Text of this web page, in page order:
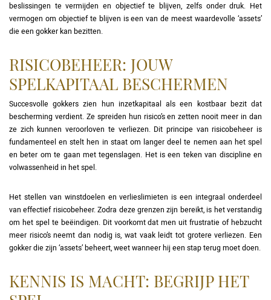
beslissingen te vermijden en objectief te blijven, zelfs onder druk. Het
vermogen om objectief te blijven is een van de meest waardevolle ‘assets’
die een gokker kan bezitten.
RISICOBEHEER: JOUW
SPELKAPITAAL BESCHERMEN
Succesvolle gokkers zien hun inzetkapitaal als een kostbaar bezit dat
bescherming verdient. Ze spreiden hun risico’s en zetten nooit meer in dan
ze zich kunnen veroorloven te verliezen. Dit principe van risicobeheer is
fundamenteel en stelt hen in staat om langer deel te nemen aan het spel
en beter om te gaan met tegenslagen. Het is een teken van discipline en
volwassenheid in het spel.
Het stellen van winstdoelen en verlieslimieten is een integraal onderdeel
van effectief risicobeheer. Zodra deze grenzen zijn bereikt, is het verstandig
om het spel te beëindigen. Dit voorkomt dat men uit frustratie of hebzucht
meer risico’s neemt dan nodig is, wat vaak leidt tot grotere verliezen. Een
gokker die zijn ‘assets’ beheert, weet wanneer hij een stap terug moet doen.
KENNIS IS MACHT: BEGRIJP HET